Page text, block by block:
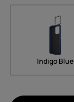
Indigo Blue